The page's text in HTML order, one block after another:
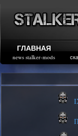
ГЛАВНАЯ
news stalker-mods